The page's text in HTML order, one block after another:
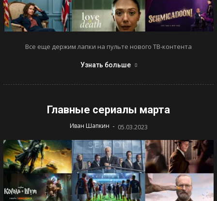
Все еще держим лапки на пульте нового ТВ-контента
Узнать больше
Главные сериалы марта
Иван Шапкин - 05.03.2023